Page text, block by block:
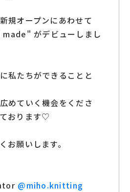
規オープンにあわせて
がデビューしまし
私たちができることと
めていく機会をくださ
おります♡
お願いします。
@miho.knitting